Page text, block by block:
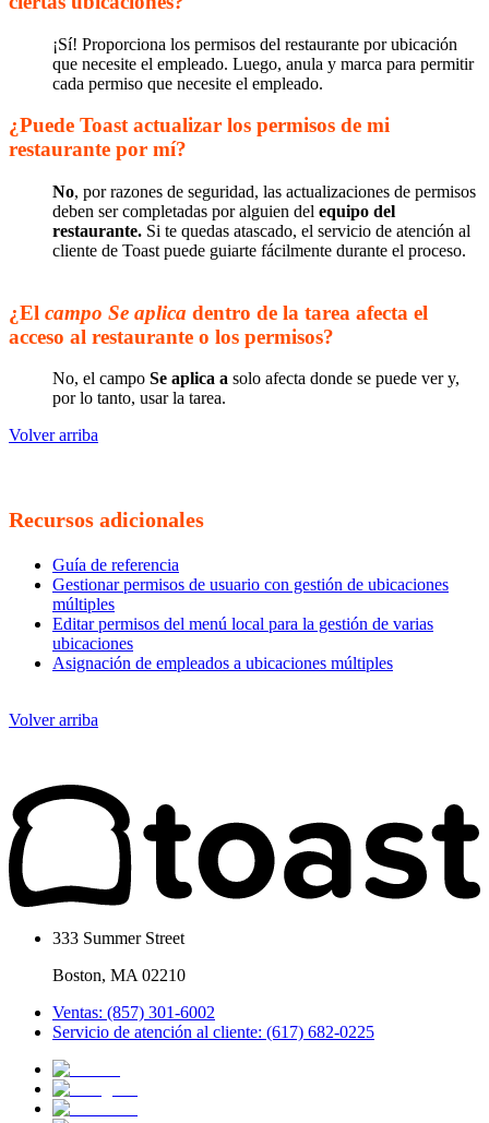
¡Sí! Proporciona los permisos del restaurante por ubicación
que necesite el empleado. Luego, anula y marca para permitir
cada permiso que necesite el empleado.
¿Puede Toast actualizar los permisos de mi
restaurante por mí?
No, por razones de seguridad, las actualizaciones de permisos
deben ser completadas por alguien del equipo del
restaurante. Si te quedas atascado, el servicio de atención al
cliente de Toast puede guiarte fácilmente durante el proceso.
¿El campo Se aplica dentro de la tarea afecta el
acceso al restaurante o los permisos?
No, el campo Se aplica a solo afecta donde se puede ver y,
por lo tanto, usar la tarea.
Volver arriba
Recursos adicionales
Guía de referencia
Gestionar permisos de usuario con gestión de ubicaciones
múltiples
Editar permisos del menú local para la gestión de varias
ubicaciones
Asignación de empleados a ubicaciones múltiples
Volver arriba
333 Summer Street
Boston, MA 02210
Ventas: (857) 301-6002
Servicio de atención al cliente: (617) 682-0225